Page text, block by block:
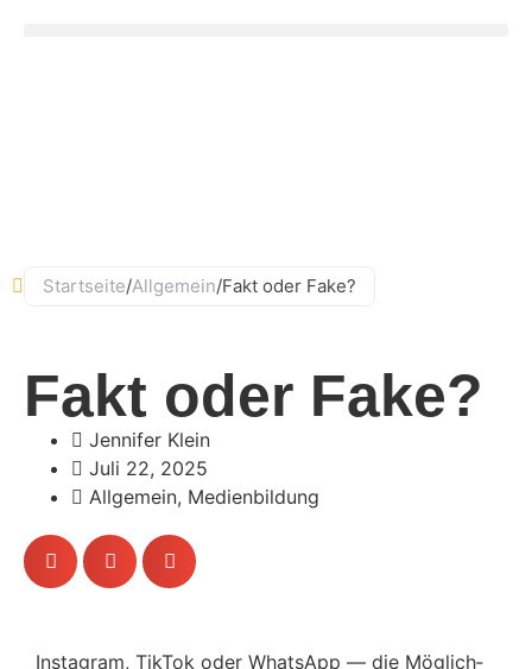
Startseite/Allgemein/Fakt oder Fake?
Fakt oder Fake?
Jennifer Klein
Juli 22, 2025
Allgemein, Medienbildung
Insta­gram, TikTok oder WhatsApp — die Möglich­